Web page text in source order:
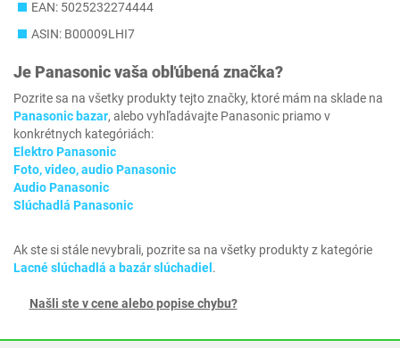
EAN: 5025232274444
ASIN: B00009LHI7
Je Panasonicvaša obľúbená značka?
Pozrite sa na všetky produkty tejto značky, ktoré mám na sklade na
Panasonic bazar, alebo vyhľadávajte Panasonic priamo v
konkrétnych kategóriách:
Elektro Panasonic
Foto, video, audio Panasonic
Audio Panasonic
Slúchadlá Panasonic
Ak ste si stále nevybrali, pozrite sa na všetky produkty z kategórie
Lacné slúchadlá a bazár slúchadiel .
Našli ste v cene alebo popise chybu?